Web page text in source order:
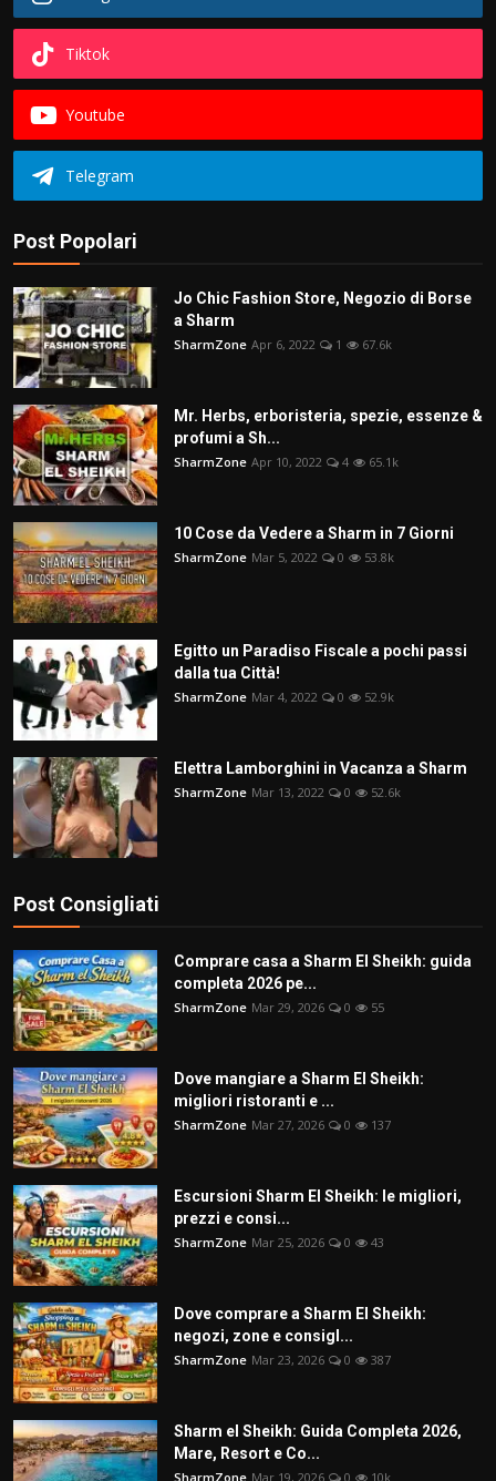
Tiktok
Youtube
Telegram
Post Popolari
Jo Chic Fashion Store, Negozio di Borse
a Sharm
SharmZone Apr 6, 2022 1 67.6k
Mr. Herbs, erboristeria, spezie, essenze &
profumi a Sh...
SharmZone Apr 10, 2022 4 65.1k
10 Cose da Vedere a Sharm in 7 Giorni
SharmZone Mar 5, 2022 0 53.8k
Egitto un Paradiso Fiscale a pochi passi
dalla tua Città!
SharmZone Mar 4, 2022 0 52.9k
Elettra Lamborghini in Vacanza a Sharm
SharmZone Mar 13, 2022 0 52.6k
Post Consigliati
Comprare casa a Sharm El Sheikh: guida
completa 2026 pe...
SharmZone Mar 29, 2026 0 55
Dove mangiare a Sharm El Sheikh:
migliori ristoranti e ...
SharmZone Mar 27, 2026 0 137
Escursioni Sharm El Sheikh: le migliori,
prezzi e consi...
SharmZone Mar 25, 2026 0 43
Dove comprare a Sharm El Sheikh:
negozi, zone e consigl...
SharmZone Mar 23, 2026 0 387
Sharm el Sheikh: Guida Completa 2026,
Mare, Resort e Co...
SharmZone Mar 19, 2026 0 10k